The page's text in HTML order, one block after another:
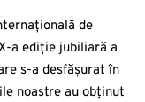
de
a ediție jubiliară a
s-a desfășurat în
noastre au obținut